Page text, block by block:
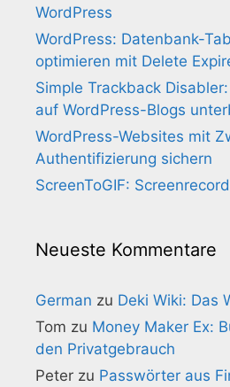
WordPress
WordPress: Datenbank-
optimieren mit Delete
Simple Trackback
auf WordPress-Blogs
WordPress-Websites mit
Authentifizierung sichern
ScreenToGIF:
Neueste Kommentare
German zu Deki Wiki: Das
Tom zu Money Maker Ex:
den Privatgebrauch
Peter zu Passwörter aus